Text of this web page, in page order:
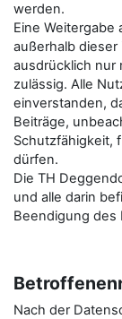
werden.
Eine
außerhalb
ausdrücklich nur
zulässig. Alle
einverstanden,
Beiträge,
Schutzfähigkeit,
dürfen.
Die TH
und alle darin
Beendigung des
Nach der